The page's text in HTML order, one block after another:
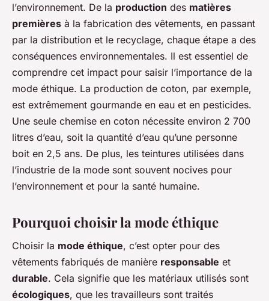
l’environnement. De la production des matières
premières à la fabrication des vêtements, en passant
par la distribution et le recyclage, chaque étape a des
conséquences environnementales. Il est essentiel de
comprendre cet impact pour saisir l’importance de la
mode éthique. La production de coton, par exemple,
est extrêmement gourmande en eau et en pesticides.
Une seule chemise en coton nécessite environ 2 700
litres d’eau, soit la quantité d’eau qu’une personne
boit en 2,5 ans. De plus, les teintures utilisées dans
l’industrie de la mode sont souvent nocives pour
l’environnement et pour la santé humaine.
Pourquoi choisir la mode éthique
Choisir la mode éthique, c’est opter pour des
vêtements fabriqués de manière responsable et
durable. Cela signifie que les matériaux utilisés sont
écologiques, que les travailleurs sont traités